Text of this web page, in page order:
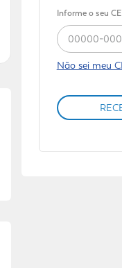
Informe o seu
Não sei meu